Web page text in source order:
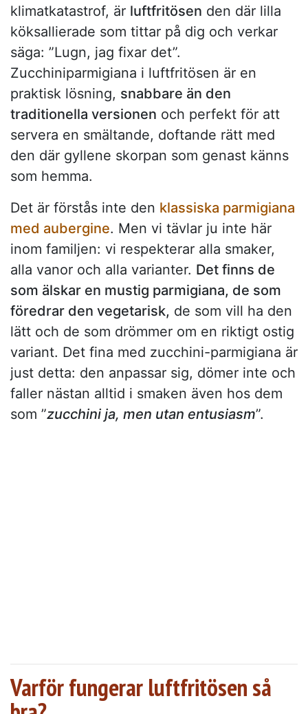
klimatkatastrof, är luftfritösen den där lilla
köksallierade som tittar på dig och verkar
säga: ”Lugn, jag fixar det”.
Zucchiniparmigiana i luftfritösen är en
praktisk lösning, snabbare än den
traditionella versionen och perfekt för att
servera en smältande, doftande rätt med
den där gyllene skorpan som genast känns
som hemma.
Det är förstås inte den klassiska parmigiana
med aubergine. Men vi tävlar ju inte här
inom familjen: vi respekterar alla smaker,
alla vanor och alla varianter. Det finns de
som älskar en mustig parmigiana, de som
föredrar den vegetarisk, de som vill ha den
lätt och de som drömmer om en riktigt ostig
variant. Det fina med zucchini-parmigiana är
just detta: den anpassar sig, dömer inte och
faller nästan alltid i smaken även hos dem
som ”zucchini ja, men utan entusiasm”.
Varför fungerar luftfritösen så